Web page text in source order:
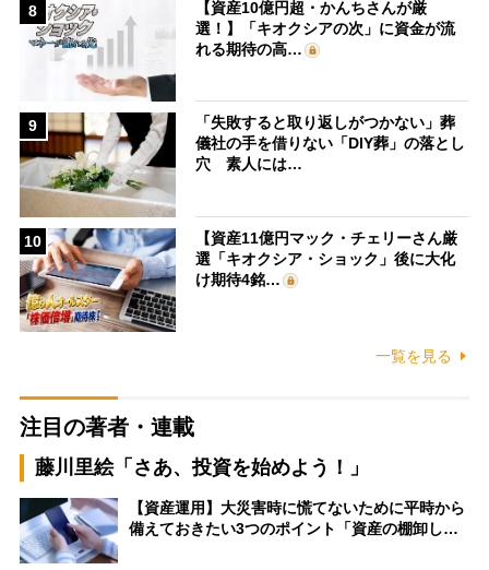
8
【資産10億円超・かんちさんが厳
選！】「キオクシアの次」に資金が流
れる期待の高…
9
「失敗すると取り返しがつかない」葬
儀社の手を借りない「DIY葬」の落とし
穴 素人には…
10
【資産11億円マック・チェリーさん厳
選「キオクシア・ショック」後に大化
け期待4銘…
一覧を見る
注目の著者・連載
藤川里絵「さあ、投資を始めよう！」
【資産運用】大災害時に慌てないために平時から
備えておきたい3つのポイント「資産の棚卸し…